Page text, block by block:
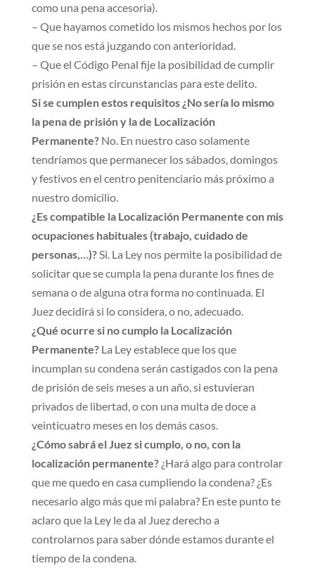
como una pena accesoria).
– Que hayamos cometido los mismos hechos por los
que se nos está juzgando con anterioridad.
– Que el Código Penal fije la posibilidad de cumplir
prisión en estas circunstancias para este delito.
Si se cumplen estos requisitos ¿No sería lo mismo
la pena de prisión y la de Localización
Permanente?No. En nuestro caso solamente
tendríamos que permanecer los sábados, domingos
y festivos en el centro penitenciario más próximo a
nuestro domicilio.
¿Es compatible la Localización Permanente con mis
ocupaciones habituales (trabajo, cuidado de
personas,…)?Si. La Ley nos permite la posibilidad de
solicitar que se cumpla la pena durante los fines de
semana o de alguna otra forma no continuada. El
Juez decidirá si lo considera, o no, adecuado.
¿Qué ocurre si no cumplo la Localización
Permanente?La Ley establece que los que
incumplan su condena serán castigados con la pena
de prisión de seis meses a un año, si estuvieran
privados de libertad, o con una multa de doce a
veinticuatro meses en los demás casos.
¿Cómo sabrá el Juez si cumplo, o no, con la
localización permanente?¿Hará algo para controlar
que me quedo en casa cumpliendo la condena? ¿Es
necesario algo más que mi palabra? En este punto te
aclaro que la Ley le da al Juez derecho a
controlarnos para saber dónde estamos durante el
tiempo de la condena.